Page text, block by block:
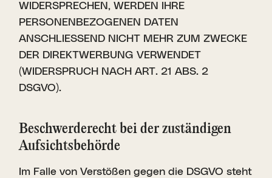
WIDERSPRECHEN, WERDEN IHRE
PERSONENBEZOGENEN DATEN
ANSCHLIESSEND NICHT MEHR ZUM ZWECKE
DER DIREKTWERBUNG VERWENDET
(WIDERSPRUCH NACH ART. 21 ABS. 2
DSGVO).
Beschwerde­recht bei der zustän­digen
Aufsichts­behörde
Im Falle von Verstößen gegen die DSGVO steht